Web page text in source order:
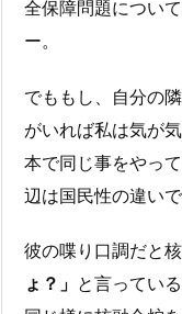
全保障問題につい
ー。
でももし、自分の
がいれば私は気が
本で同じ事をやっ
辺は国民性の違いで
彼の喋り口調だと
ょ？」 と言ってい